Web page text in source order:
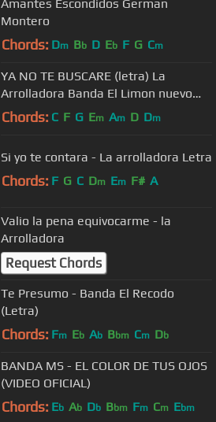
Amantes Escondidos German
Montero
Chords: Dm Bb D Eb F G Cm
YA NO TE BUSCARE (letra) La
Arrolladora Banda El Limon nuevo
2010
Chords: C F G Em Am D Dm
Si yo te contara - La arrolladora Letra
Chords: F G C Dm Em F# A
Valio la pena equivocarme - la
Arrolladora
Request Chords
Te Presumo - Banda El Recodo
(Letra)
Chords: Fm Eb Ab Bbm Cm Db
BANDA MS - EL COLOR DE TUS OJOS
(VIDEO OFICIAL)
Chords: Eb Ab Db Bbm Fm Cm Ebm